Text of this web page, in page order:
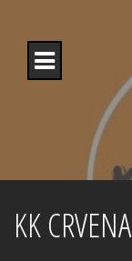
content
KK